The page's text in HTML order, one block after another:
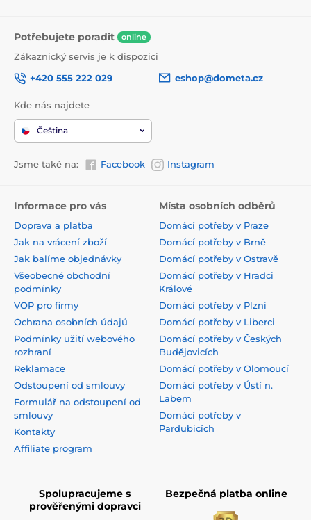
Potřebujete poradit online
Zákaznický servis je k dispozici
+420 555 222 029
eshop@dometa.cz
Kde nás najdete
Čeština
Jsme také na: Facebook Instagram
Informace pro vás
Doprava a platba
Jak na vrácení zboží
Jak balíme objednávky
Všeobecné obchodní
podmínky
VOP pro firmy
Ochrana osobních údajů
Podmínky užití webového
rozhraní
Reklamace
Odstoupení od smlouvy
Formulář na odstoupení od
smlouvy
Kontakty
Affiliate program
Místa osobních odběrů
Domácí potřeby v Praze
Domácí potřeby v Brně
Domácí potřeby v Ostravě
Domácí potřeby v Hradci
Králové
Domácí potřeby v Plzni
Domácí potřeby v Liberci
Domácí potřeby v Českých
Budějovicích
Domácí potřeby v Olomoucí
Domácí potřeby v Ústí n.
Labem
Domácí potřeby v
Pardubicích
Spolupracujeme s
prověřenými dopravci
Bezpečná platba online